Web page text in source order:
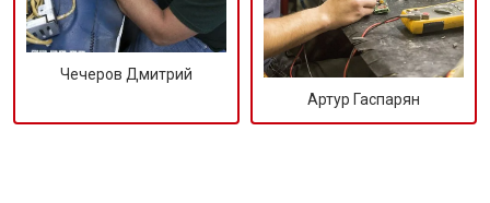
Чечеров Дмитрий
Артур Гаспарян